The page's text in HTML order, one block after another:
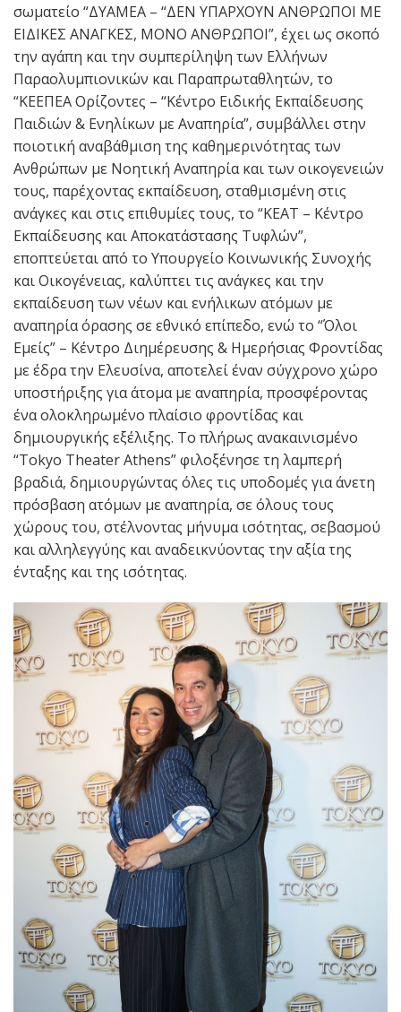
σωματείο “ΔΥΑΜΕΑ – “ΔΕΝ ΥΠΑΡΧΟΥΝ ΑΝΘΡΩΠΟΙ ΜΕ
ΕΙΔΙΚΕΣ ΑΝΑΓΚΕΣ, ΜΟΝΟ ΑΝΘΡΩΠΟΙ”, έχει ως σκοπό
την αγάπη και την συμπερίληψη των Ελλήνων
Παραολυμπιονικών και Παραπρωταθλητών, το
“ΚΕΕΠΕΑ Ορίζοντες – “Κέντρο Ειδικής Εκπαίδευσης
Παιδιών & Ενηλίκων με Αναπηρία”, συμβάλλει στην
ποιοτική αναβάθμιση της καθημερινότητας των
Ανθρώπων με Νοητική Αναπηρία και των οικογενειών
τους, παρέχοντας εκπαίδευση, σταθμισμένη στις
ανάγκες και στις επιθυμίες τους, το “ΚΕΑΤ – Κέντρο
Εκπαίδευσης και Αποκατάστασης Τυφλών”,
εποπτεύεται από το Υπουργείο Κοινωνικής Συνοχής
και Οικογένειας, καλύπτει τις ανάγκες και την
εκπαίδευση των νέων και ενήλικων ατόμων με
αναπηρία όρασης σε εθνικό επίπεδο, ενώ το “Όλοι
Εμείς” – Κέντρο Διημέρευσης & Ημερήσιας Φροντίδας
με έδρα την Ελευσίνα, αποτελεί έναν σύγχρονο χώρο
υποστήριξης για άτομα με αναπηρία, προσφέροντας
ένα ολοκληρωμένο πλαίσιο φροντίδας και
δημιουργικής εξέλιξης. Το πλήρως ανακαινισμένο
“Tokyo Theater Athens” φιλοξένησε τη λαμπερή
βραδιά, δημιουργώντας όλες τις υποδομές για άνετη
πρόσβαση ατόμων με αναπηρία, σε όλους τους
χώρους του, στέλνοντας μήνυμα ισότητας, σεβασμού
και αλληλεγγύης και αναδεικνύοντας την αξία της
ένταξης και της ισότητας.